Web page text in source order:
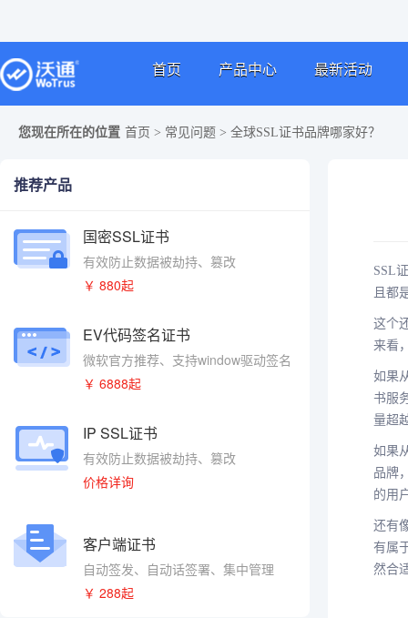
首页 产品中心 最新活动
您现在所在的位置 首页 > 常见问题 > 全球SSL证书品牌哪家好？
推荐产品
国密SSL证书
有效防止数据被劫持、篡改
￥ 880起
EV代码签名证书
微软官方推荐、支持window驱动签名
￥ 6888起
IP SSL证书
有效防止数据被劫持、篡改
价格详询
客户端证书
自动签发、自动话签署、集中管理
￥ 288起
SSL
且都
这个
来看
如果
书服
量超
如果
品牌
的用
还有
有属
然合